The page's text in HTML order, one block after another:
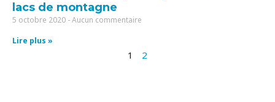
lacs de montagne
5 octobre 2020 Aucun commentaire
Lire plus »
1 2